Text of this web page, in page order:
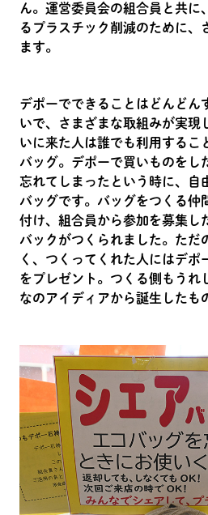
ん。運営委員会の組合員と共に
るプラスチック削減のために、
ます。
デポーでできることはどんどん
いで、さまざまな取組みが実現
いに来た人は誰でも利用するこ
バッグ。デポーで買いものをし
忘れてしまったという時に、自
バッグです。バッグをつくる仲
付け、組合員から参加を募集し
バックがつくられました。ただ
く、つくってくれた人にはデポ
をプレゼント。つくる側もうれ
なのアイディアから誕生したも